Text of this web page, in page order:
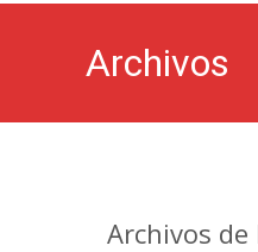
Archivos
Archivos